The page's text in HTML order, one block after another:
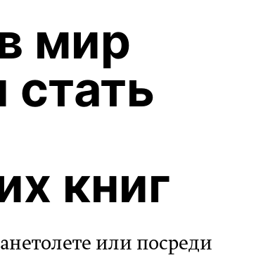
мир
стать
книг
или посреди